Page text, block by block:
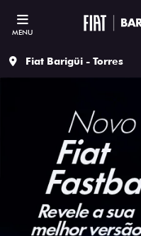
MENU
Fiat Barigüi - Torres
ESTOU